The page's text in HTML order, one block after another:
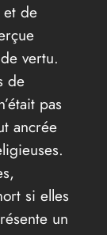
et de
vertu.
de
pas
ancrée
si elles
un